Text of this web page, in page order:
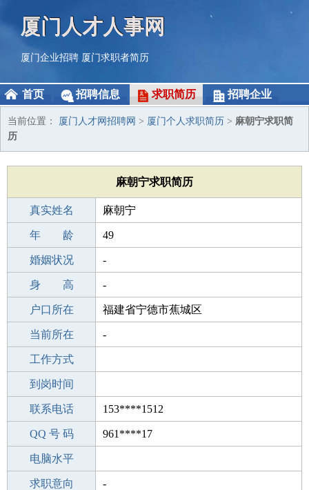
厦门人才人事网
厦门企业招聘 厦门求职者简历
首页 招聘信息 求职简历 招聘企业
当前位置： 厦门人才网招聘网 > 厦门个人求职简历 > 麻朝宁求职简
历
麻朝宁求职简历
真实姓名 麻朝宁
性 别 男
年 龄 49
出生年月 1977-08-28
婚姻状况 -
学 历 中学
身 高 -
毕业学校 中学
户口所在 福建省宁德市蕉城区
所学专业 -
当前所在 -
工作经验
工作方式
驾 照
到岗时间
期望月薪
联系电话 153****1512
手机号码 153****1512
QQ 号 码 961****17
微信号码
电脑水平
外语水平
求职意向 -